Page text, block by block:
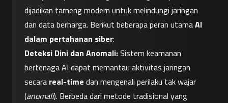
dijadikan tameng modern untuk melindungi jaringan
dan data berharga. Berikut beberapa peran utama AI
dalam pertahanan siber:
Deteksi Dini dan Anomali: Sistem keamanan
bertenaga AI dapat memantau aktivitas jaringan
secara real-time dan mengenali perilaku tak wajar
(anomali). Berbeda dari metode tradisional yang